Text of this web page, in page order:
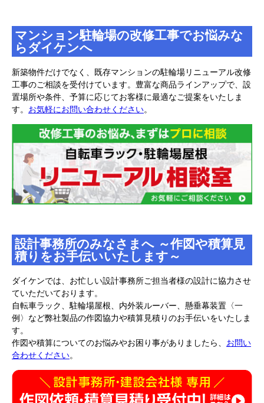
マンション駐輪場の改修工事でお悩みな
らダイケンへ
新築物件だけでなく、既存マンションの駐輪場リニューアル改修
工事のご相談を受付けています。豊富な商品ラインアップで、設
置場所や条件、予算に応じてお客様に最適なご提案をいたしま
す。 お気軽にお問い合わせください。
設計事務所のみなさまへ ～作図や積算見
積りをお手伝いいたします～
ダイケンでは、お忙しい設計事務所ご担当者様の設計に協力させ
ていただいております。
自転車ラック、駐輪場屋根、内外装ルーバー、懸垂幕装置〈一
例〉など弊社製品の作図協力や積算見積りのお手伝いをいたしま
す。
作図や積算についてのお悩みやお困り事がありましたら、 お問い
合わせください。